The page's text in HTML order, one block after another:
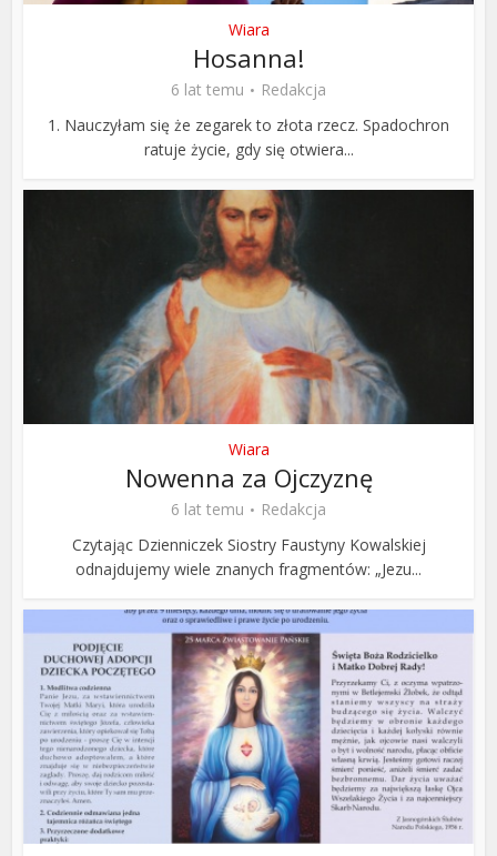
Wiara
Hosanna!
6 lat temu
Redakcja
1. Nauczyłam się że zegarek to złota rzecz. Spadochron
ratuje życie, gdy się otwiera...
Wiara
Nowenna za Ojczyznę
6 lat temu
Redakcja
Czytając Dzienniczek Siostry Faustyny Kowalskiej
odnajdujemy wiele znanych fragmentów: „Jezu...